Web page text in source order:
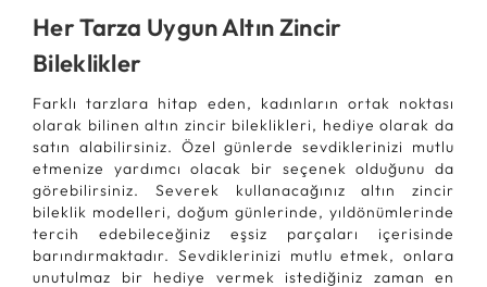
Her Tarza Uygun Altın Zincir
Bileklikler
Farklı tarzlara hitap eden, kadınların ortak noktası
olarak bilinen altın zincir bileklikleri, hediye olarak da
satın alabilirsiniz. Özel günlerde sevdiklerinizi mutlu
etmenize yardımcı olacak bir seçenek olduğunu da
görebilirsiniz. Severek kullanacağınız altın zincir
bileklik modelleri, doğum günlerinde, yıldönümlerinde
tercih edebileceğiniz eşsiz parçaları içerisinde
barındırmaktadır. Sevdiklerinizi mutlu etmek, onlara
unutulmaz bir hediye vermek istediğiniz zaman en